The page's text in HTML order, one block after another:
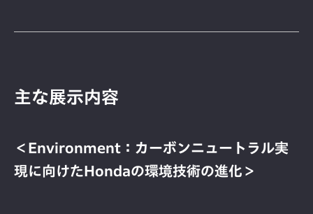
主な展示内容
＜Environment：カーボンニュートラル実
現に向けたHondaの環境技術の進化＞